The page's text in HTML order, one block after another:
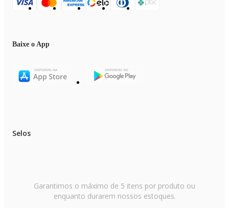
Baixe o App
Selos
Garantimos o máximo de 5 itens por produto ou
enquanto durarem nossos estoques.